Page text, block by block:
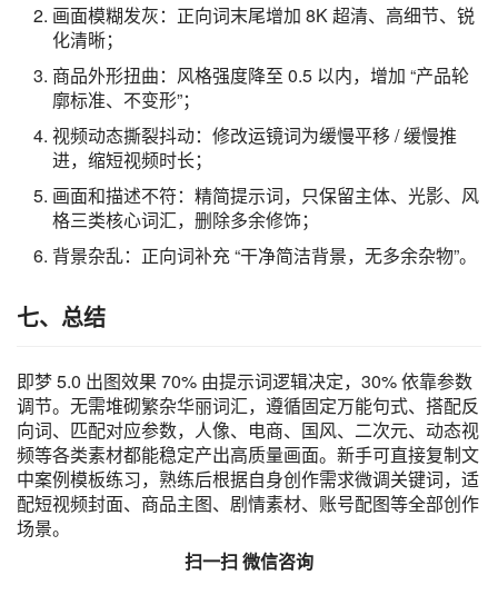
画面模糊发灰：正向词末尾增加 8K 超清、高细节、锐
化清晰；
商品外形扭曲：风格强度降至 0.5 以内，增加 “产品轮
廓标准、不变形”；
视频动态撕裂抖动：修改运镜词为缓慢平移 / 缓慢推
进，缩短视频时长；
画面和描述不符：精简提示词，只保留主体、光影、风
格三类核心词汇，删除多余修饰；
背景杂乱：正向词补充 “干净简洁背景，无多余杂物”。
七、总结
即梦 5.0 出图效果 70% 由提示词逻辑决定，30% 依靠参数
调节。无需堆砌繁杂华丽词汇，遵循固定万能句式、搭配反
向词、匹配对应参数，人像、电商、国风、二次元、动态视
频等各类素材都能稳定产出高质量画面。新手可直接复制文
中案例模板练习，熟练后根据自身创作需求微调关键词，适
配短视频封面、商品主图、剧情素材、账号配图等全部创作
场景。
扫一扫 微信咨询